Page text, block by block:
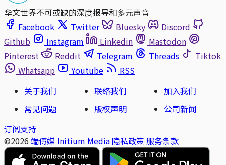
华文世界不可或缺的深度报导和多元声音
Facebook
Twitter Bluesky
Discord
Github
Instagram Linkedin
Mastodon
Pinterest
Reddit Telegram Threads
Tiktok
Whatsapp
Youtube
RSS
关于我们
联络我们
加入我们
常见问题
版权声明
公司新闻
订阅支持
©2026 端傳媒 Initium Media 隐私政策 服务条款